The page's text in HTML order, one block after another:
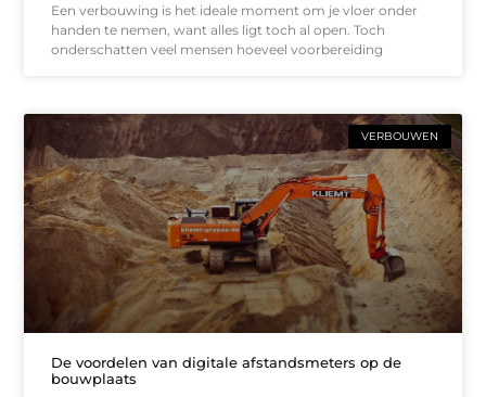
Een verbouwing is het ideale moment om je vloer onder
handen te nemen, want alles ligt toch al open. Toch
onderschatten veel mensen hoeveel voorbereiding
VERBOUWEN
De voordelen van digitale afstandsmeters op de
bouwplaats